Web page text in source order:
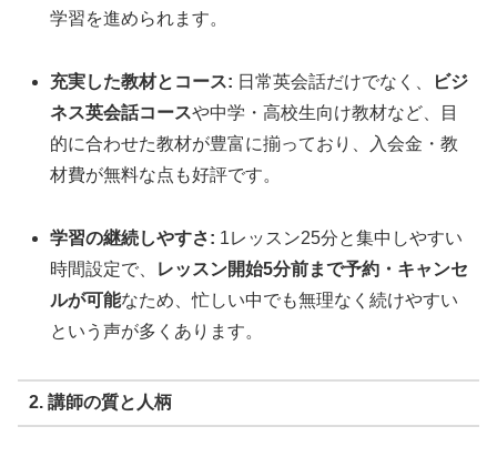
学習を進められます。
充実した教材とコース: 日常英会話だけでなく、
ビジ
ネス英会話コースや中学・高校生向け教材など、目
的に合わせた教材が豊富に揃っており、入会金・教
材費が無料な点も好評です。
学習の継続しやすさ: 1レッスン25分と集中しやすい
時間設定で、
レッスン開始5分前まで予約・キャンセ
ルが可能なため、忙しい中でも無理なく続けやすい
という声が多くあります。
2. 講師の質と人柄